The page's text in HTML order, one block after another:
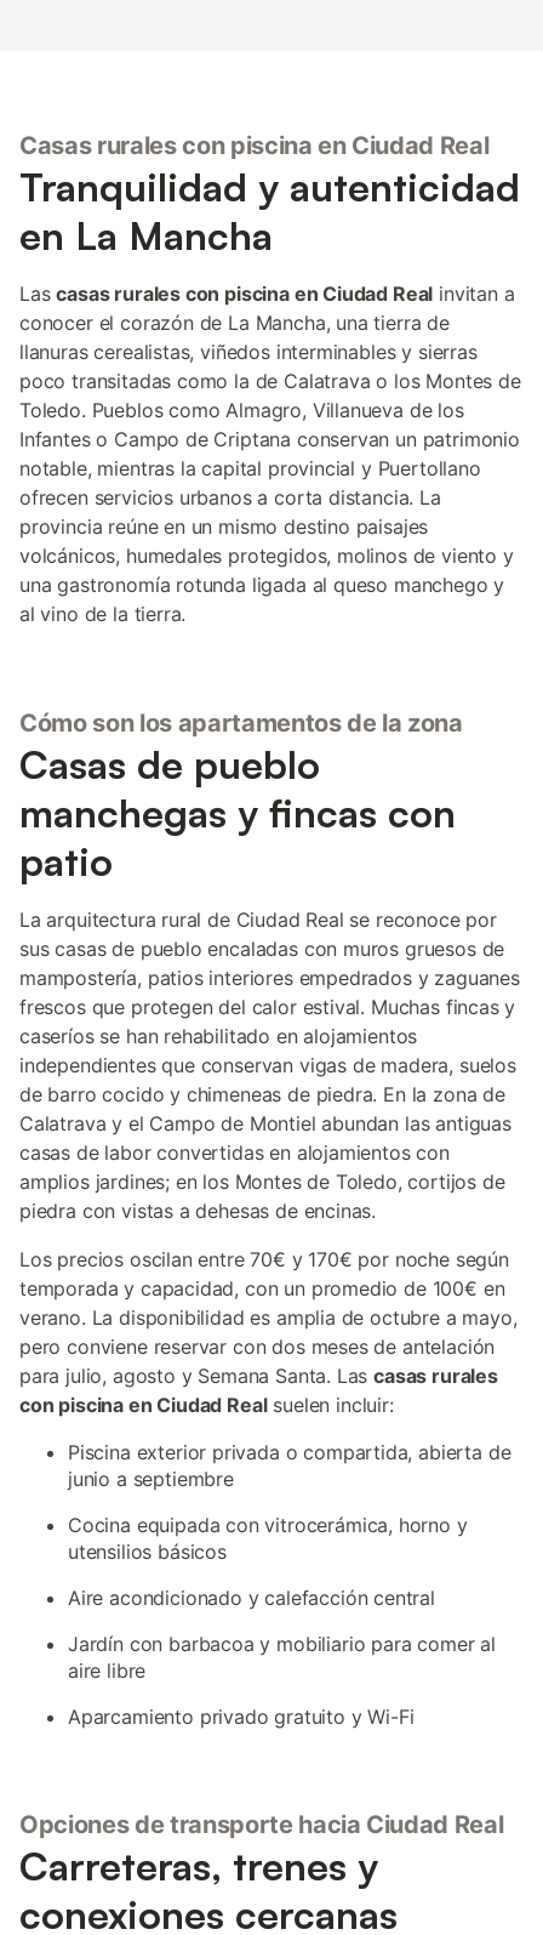
Casas rurales con piscina en Ciudad Real
Tranquilidad y autenticidad
en La Mancha
Lascasas rurales con piscina en Ciudad Real invitan a
conocer el corazón de La Mancha, una tierra de
llanuras cerealistas, viñedos interminables y sierras
poco transitadas como la de Calatrava o los Montes de
Toledo. Pueblos como Almagro, Villanueva de los
Infantes o Campo de Criptana conservan un patrimonio
notable, mientras la capital provincial y Puertollano
ofrecen servicios urbanos a corta distancia. La
provincia reúne en un mismo destino paisajes
volcánicos, humedales protegidos, molinos de viento y
una gastronomía rotunda ligada al queso manchego y
al vino de la tierra.
Cómo son los apartamentos de la zona
Casas de pueblo
manchegas y fincas con
patio
La arquitectura rural de Ciudad Real se reconoce por
sus casas de pueblo encaladas con muros gruesos de
mampostería, patios interiores empedrados y zaguanes
frescos que protegen del calor estival. Muchas fincas y
caseríos se han rehabilitado en alojamientos
independientes que conservan vigas de madera, suelos
de barro cocido y chimeneas de piedra. En la zona de
Calatrava y el Campo de Montiel abundan las antiguas
casas de labor convertidas en alojamientos con
amplios jardines; en los Montes de Toledo, cortijos de
piedra con vistas a dehesas de encinas.
Los precios oscilan entre 70€ y 170€ por noche según
temporada y capacidad, con un promedio de 100€ en
verano. La disponibilidad es amplia de octubre a mayo,
pero conviene reservar con dos meses de antelación
para julio, agosto y Semana Santa. Lascasas rurales
con piscina en Ciudad Realsuelen incluir:
Piscina exterior privada o compartida, abierta de
junio a septiembre
Cocina equipada con vitrocerámica, horno y
utensilios básicos
Aire acondicionado y calefacción central
Jardín con barbacoa y mobiliario para comer al
aire libre
Aparcamiento privado gratuito y Wi-Fi
Opciones de transporte hacia Ciudad Real
Carreteras, trenes y
conexiones cercanas